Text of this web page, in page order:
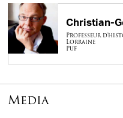
Christian-
Professeur
Lorraine
Puf
Media